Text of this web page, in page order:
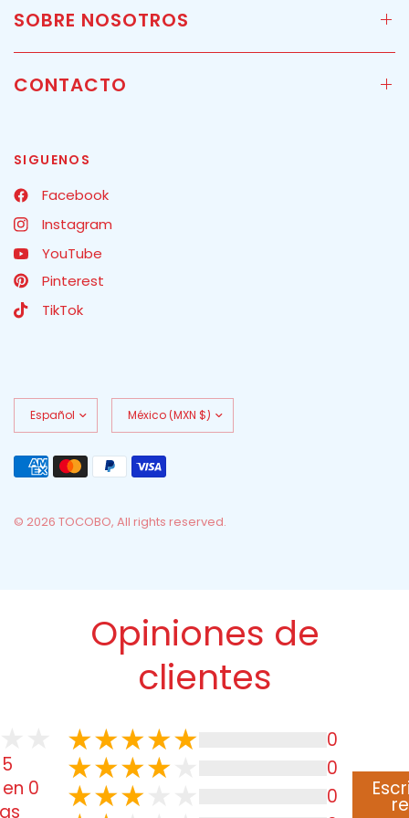
SOBRE NOSOTROS
CONTACTO
SIGUENOS
Facebook
Instagram
YouTube
Pinterest
TikTok
Actualizar
país/región
Actualizar
país/región
© 2026 TOCOBO, All rights reserved.
Opiniones de
clientes
0
0
0
0